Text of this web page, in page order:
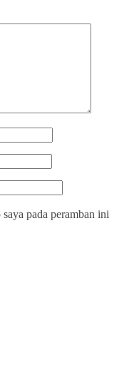
pada peramban ini